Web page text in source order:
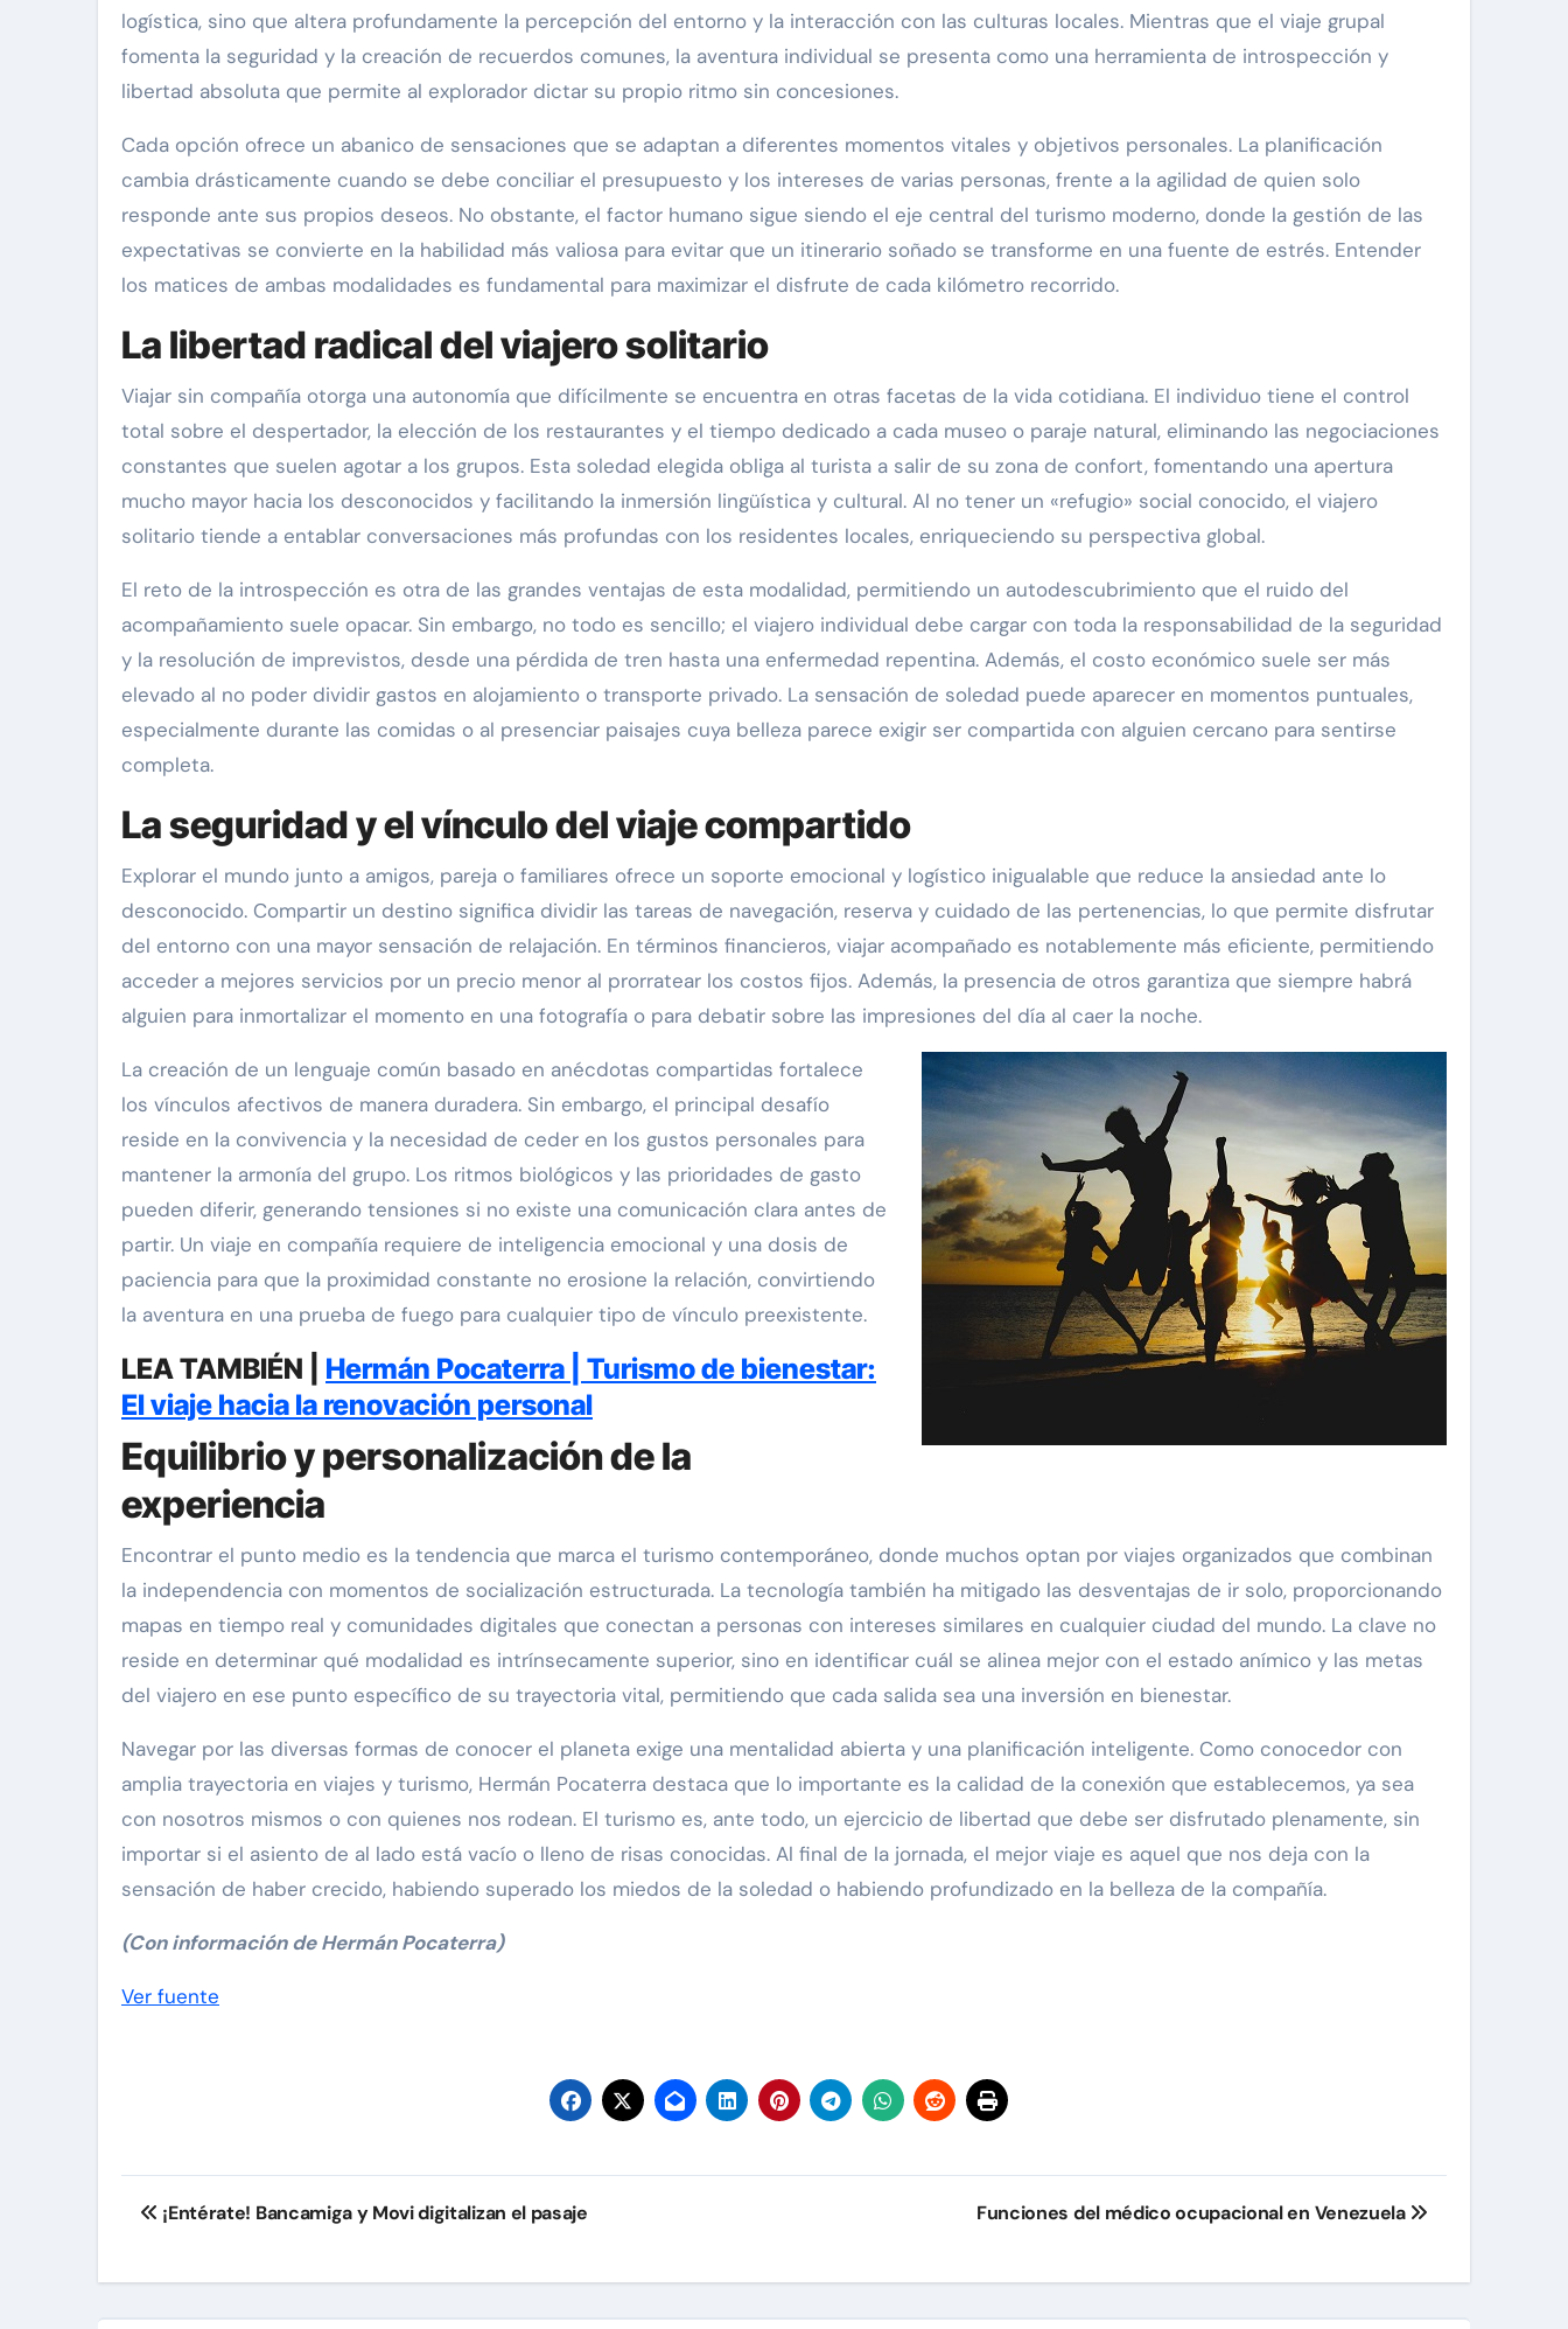
logística, sino que altera profundamente la percepción del entorno y la interacción con las culturas locales. Mientras que el viaje grupal
fomenta la seguridad y la creación de recuerdos comunes, la aventura individual se presenta como una herramienta de introspección y
libertad absoluta que permite al explorador dictar su propio ritmo sin concesiones.
Cada opción ofrece un abanico de sensaciones que se adaptan a diferentes momentos vitales y objetivos personales. La planificación
cambia drásticamente cuando se debe conciliar el presupuesto y los intereses de varias personas, frente a la agilidad de quien solo
responde ante sus propios deseos. No obstante, el factor humano sigue siendo el eje central del turismo moderno, donde la gestión de las
expectativas se convierte en la habilidad más valiosa para evitar que un itinerario soñado se transforme en una fuente de estrés. Entender
los matices de ambas modalidades es fundamental para maximizar el disfrute de cada kilómetro recorrido.
La libertad radical del viajero solitario
Viajar sin compañía otorga una autonomía que difícilmente se encuentra en otras facetas de la vida cotidiana. El individuo tiene el control
total sobre el despertador, la elección de los restaurantes y el tiempo dedicado a cada museo o paraje natural, eliminando las negociaciones
constantes que suelen agotar a los grupos. Esta soledad elegida obliga al turista a salir de su zona de confort, fomentando una apertura
mucho mayor hacia los desconocidos y facilitando la inmersión lingüística y cultural. Al no tener un «refugio» social conocido, el viajero
solitario tiende a entablar conversaciones más profundas con los residentes locales, enriqueciendo su perspectiva global.
El reto de la introspección es otra de las grandes ventajas de esta modalidad, permitiendo un autodescubrimiento que el ruido del
acompañamiento suele opacar. Sin embargo, no todo es sencillo; el viajero individual debe cargar con toda la responsabilidad de la seguridad
y la resolución de imprevistos, desde una pérdida de tren hasta una enfermedad repentina. Además, el costo económico suele ser más
elevado al no poder dividir gastos en alojamiento o transporte privado. La sensación de soledad puede aparecer en momentos puntuales,
especialmente durante las comidas o al presenciar paisajes cuya belleza parece exigir ser compartida con alguien cercano para sentirse
completa.
La seguridad y el vínculo del viaje compartido
Explorar el mundo junto a amigos, pareja o familiares ofrece un soporte emocional y logístico inigualable que reduce la ansiedad ante lo
desconocido. Compartir un destino significa dividir las tareas de navegación, reserva y cuidado de las pertenencias, lo que permite disfrutar
del entorno con una mayor sensación de relajación. En términos financieros, viajar acompañado es notablemente más eficiente, permitiendo
acceder a mejores servicios por un precio menor al prorratear los costos fijos. Además, la presencia de otros garantiza que siempre habrá
alguien para inmortalizar el momento en una fotografía o para debatir sobre las impresiones del día al caer la noche.
La creación de un lenguaje común basado en anécdotas compartidas fortalece
los vínculos afectivos de manera duradera. Sin embargo, el principal desafío
reside en la convivencia y la necesidad de ceder en los gustos personales para
mantener la armonía del grupo. Los ritmos biológicos y las prioridades de gasto
pueden diferir, generando tensiones si no existe una comunicación clara antes de
partir. Un viaje en compañía requiere de inteligencia emocional y una dosis de
paciencia para que la proximidad constante no erosione la relación, convirtiendo
la aventura en una prueba de fuego para cualquier tipo de vínculo preexistente.
LEA TAMBIÉN | Hermán Pocaterra | Turismo de bienestar:
El viaje hacia la renovación personal
Equilibrio y personalización de la
experiencia
Encontrar el punto medio es la tendencia que marca el turismo contemporáneo, donde muchos optan por viajes organizados que combinan
la independencia con momentos de socialización estructurada. La tecnología también ha mitigado las desventajas de ir solo, proporcionando
mapas en tiempo real y comunidades digitales que conectan a personas con intereses similares en cualquier ciudad del mundo. La clave no
reside en determinar qué modalidad es intrínsecamente superior, sino en identificar cuál se alinea mejor con el estado anímico y las metas
del viajero en ese punto específico de su trayectoria vital, permitiendo que cada salida sea una inversión en bienestar.
Navegar por las diversas formas de conocer el planeta exige una mentalidad abierta y una planificación inteligente. Como conocedor con
amplia trayectoria en viajes y turismo, Hermán Pocaterra destaca que lo importante es la calidad de la conexión que establecemos, ya sea
con nosotros mismos o con quienes nos rodean. El turismo es, ante todo, un ejercicio de libertad que debe ser disfrutado plenamente, sin
importar si el asiento de al lado está vacío o lleno de risas conocidas. Al final de la jornada, el mejor viaje es aquel que nos deja con la
sensación de haber crecido, habiendo superado los miedos de la soledad o habiendo profundizado en la belleza de la compañía.
(Con información de Hermán Pocaterra)
Navegación
Ver fuente
Navegación
entradas
¡Entérate! Bancamiga y Movi digitalizan el pasaje Funciones del médico ocupacional en Venezuela